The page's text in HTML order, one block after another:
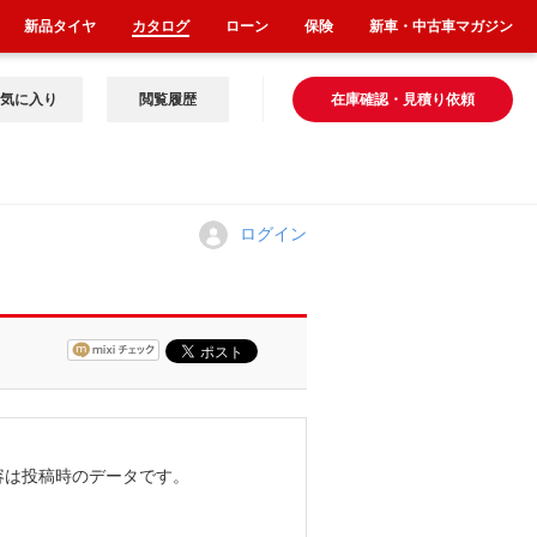
在庫確認・見積り依頼
に入り 閲覧履歴
ログイン
投稿時のデータです。
新品タイヤ カタログ ローン 保険 新車・中古車マガジン